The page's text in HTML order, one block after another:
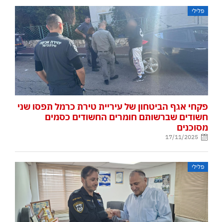
פלילי
פקחי אגף הביטחון של עיריית טירת כרמל תפסו שני
חשודים שברשותם חומרים החשודים כסמים
מסוכנים
17/11/2025
פלילי